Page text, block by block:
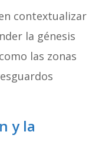
contextualizar
la génesis
las zonas
y la